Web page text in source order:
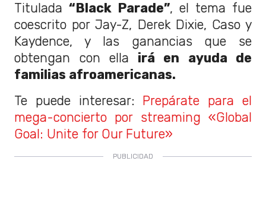
Titulada “Black Parade”, el tema fue
coescrito por Jay-Z, Derek Dixie, Caso y
Kaydence, y las ganancias que se
obtengan con ella irá en ayuda de
familias afroamericanas.
Te puede interesar: Prepárate para el
mega-concierto por streaming «Global
Goal: Unite for Our Future»